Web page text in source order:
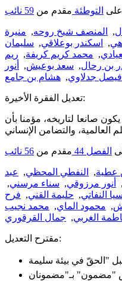
التوطئة مقدم من 59 نائب
, المنصف شيخ روحه, منيرة
, اسكندر بوعلاقي, سليمان
, محمد كريم كريفة, ريم
بن رحال, سعد بوعيش,
أنور
فيصل جدلاوي, هشام بن جامع
تعديل الفقرة الأخيرة:
صانعا لتاريخه، مؤمنا بأن
الفصل 44 مقدم من 56 نائب
عطية, النفطي المحظي,
عبد
, أنور مرزوقي, سناء مرسني,
آسيا النفاتي, حليمة القني, فرح
, محمود الماي, محمد نجيب
الغربي, جمال القرقوري
مقترح التعديل: